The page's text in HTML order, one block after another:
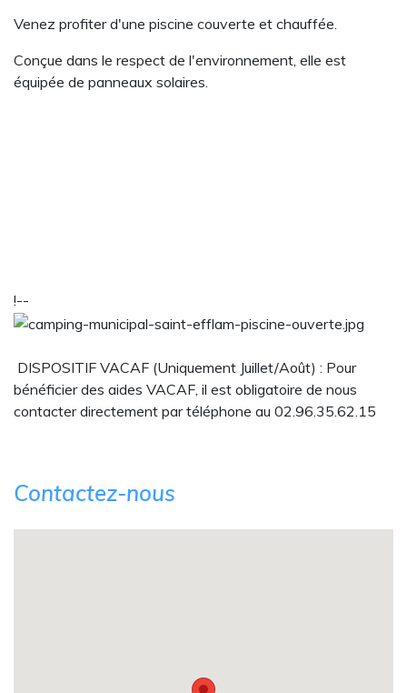
Venez profiter d'une piscine couverte et chauffée.
Conçue dans le respect de l'environnement, elle est
équipée de panneaux solaires.
!--
DISPOSITIF VACAF (Uniquement Juillet/Août) : Pour
bénéficier des aides VACAF, il est obligatoire de nous
contacter directement par téléphone au 02.96.35.62.15
Contactez-nous